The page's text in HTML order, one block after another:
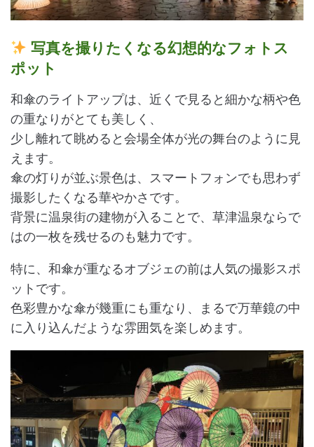
写真を撮りたくなる幻想的なフォトス
ポット
和傘のライトアップは、近くで見ると細かな柄や色
の重なりがとても美しく、
少し離れて眺めると会場全体が光の舞台のように見
えます。
傘の灯りが並ぶ景色は、スマートフォンでも思わず
撮影したくなる華やかさです。
背景に温泉街の建物が入ることで、草津温泉ならで
はの一枚を残せるのも魅力です。
特に、和傘が重なるオブジェの前は人気の撮影スポ
ットです。
色彩豊かな傘が幾重にも重なり、まるで万華鏡の中
に入り込んだような雰囲気を楽しめます。